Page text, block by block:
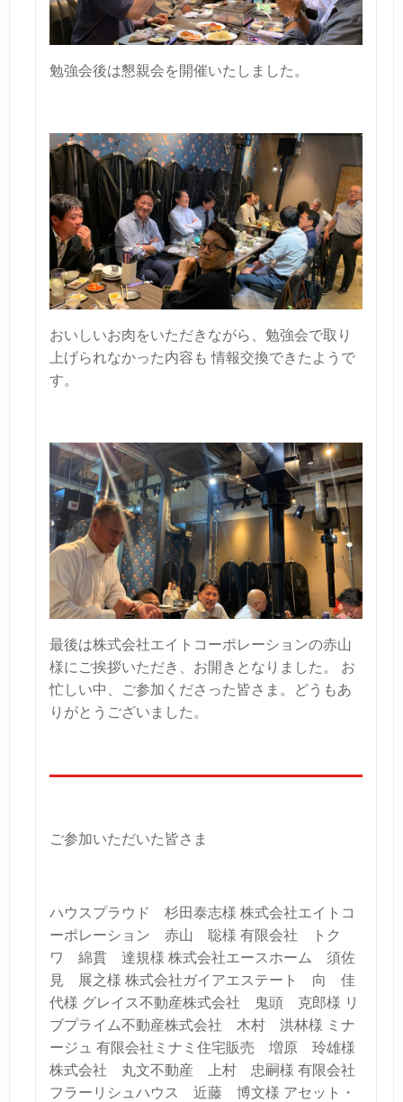
勉強会後は懇親会を開催いたしました。
おいしいお肉をいただきながら、勉強会で取り
上げられなかった内容も 情報交換できたようで
す。
最後は株式会社エイトコーポレーションの赤山
様にご挨拶いただき、お開きとなりました。
お
忙しい中、ご参加くださった皆さま。どうもあ
りがとうございました。
ご参加いただいた皆さま
ハウスプラウド 杉田泰志様 株式会社エイトコ
ーポレーション 赤山 聡様 有限会社 トク
ワ 綿貫 達規様 株式会社エースホーム 須佐
見 展之様 株式会社ガイアエステート 向 佳
代様 グレイス不動産株式会社 鬼頭 克郎様 リ
ブプライム不動産株式会社 木村 洪林様 ミナ
ージュ 有限会社ミナミ住宅販売 増原 玲雄様
株式会社 丸文不動産 上村 忠嗣様 有限会社
フラーリシュハウス 近藤 博文様 アセット・